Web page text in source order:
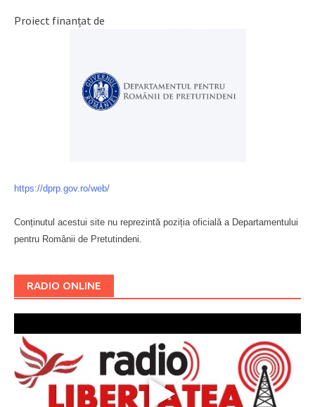
Proiect finanțat de
https://dprp.gov.ro/web/
Conținutul acestui site nu reprezintă poziția oficială a Departamentului
pentru Românii de Pretutindeni.
RADIO ONLINE